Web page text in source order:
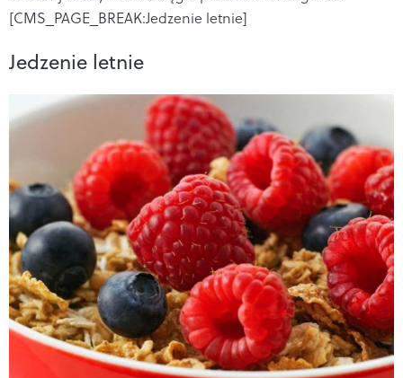
[CMS_PAGE_BREAK:Jedzenie letnie]
Jedzenie letnie